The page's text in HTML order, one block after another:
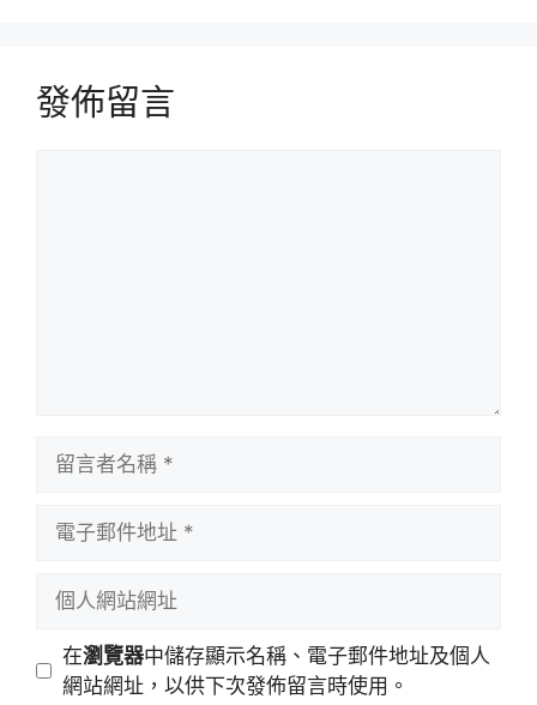
發佈留言
在瀏覽器中儲存顯示名稱、電子郵件地址及個人
網站網址，以供下次發佈留言時使用。